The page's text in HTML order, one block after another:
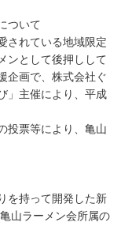
ついて
されている地域限定
ンとして後押しして
企画で、株式会社ぐ
」主催により、平成
投票等により、亀山
を持って開発した新
山ラーメン会所属の